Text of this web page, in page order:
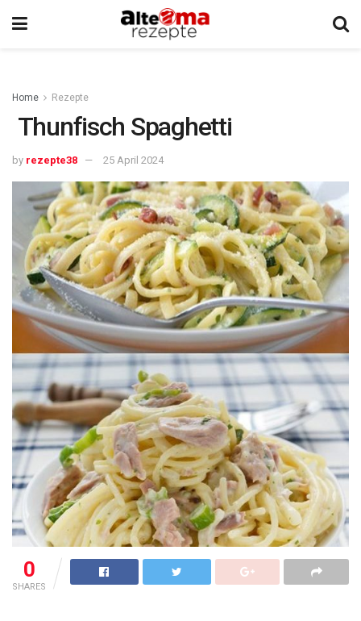
Home Rezepte
Thunfisch Spaghetti
by rezepte38 25 April 2024
0
SHARES